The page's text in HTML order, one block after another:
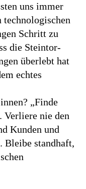
uns immer
Schritt zu
die Steintor-
überlebt hat
echtes
„Finde
Verliere nie den
Kunden und
Bleibe standhaft,